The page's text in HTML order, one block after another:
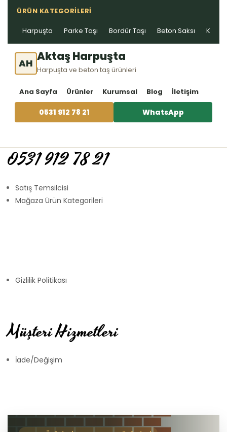
ÜRÜN KATEGORILERI
Harpuşta Parke Taşı Bordür Taşı Beton Saksı Kablo
AH Aktaş Harpuşta
Harpuşta ve beton taş ürünleri
Ana Sayfa Ürünler Kurumsal Blog İletişim
0531 912 78 21 WhatsApp
0531 912 78 21
Satış Temsilcisi
Mağaza Ürün Kategorileri
Gizlilik Politikası
Müşteri Hizmetleri
İade/Değişim